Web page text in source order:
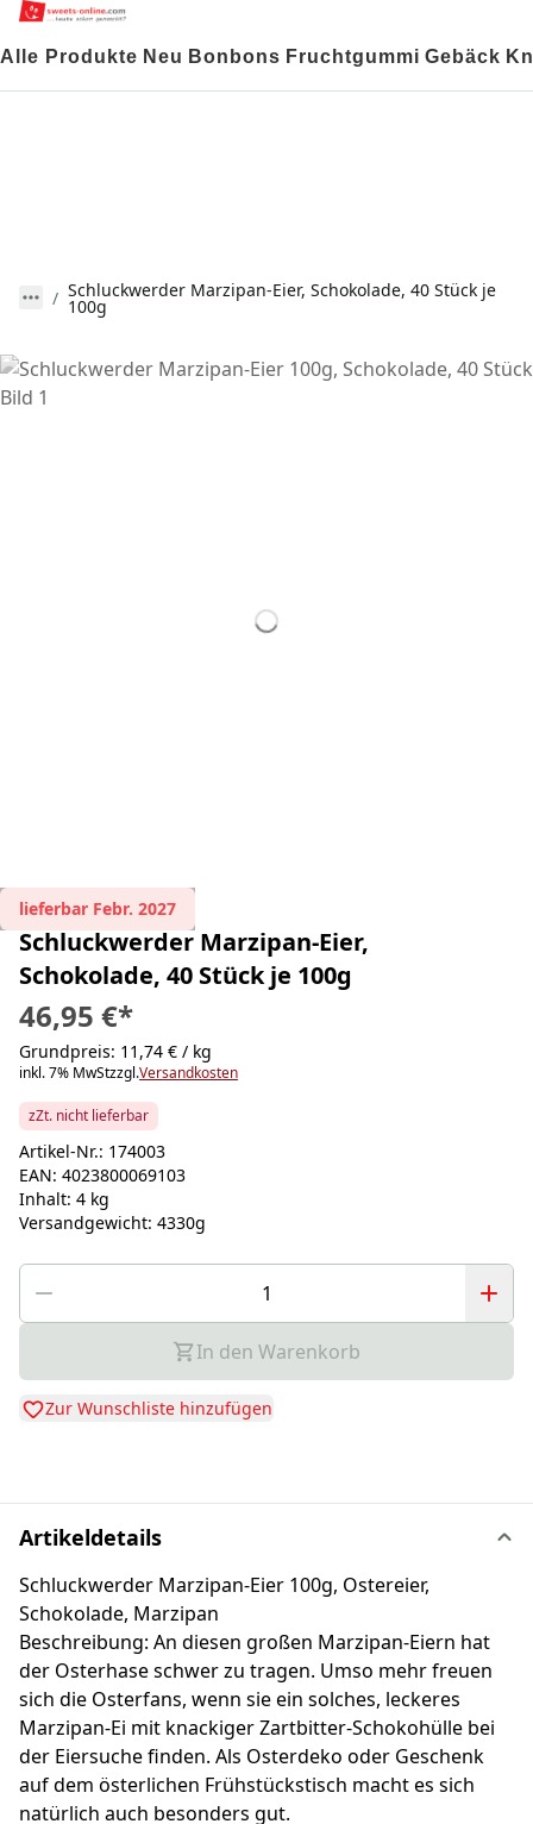
Alle Produkte Neu Bonbons Fruchtgummi Gebäck
Schluckwerder Marzipan-Eier, Schokolade, 40 Stück je
100g
lieferbar Febr. 2027
Schluckwerder Marzipan-Eier,
Schokolade, 40 Stück je 100g
46,95 €*
Grundpreis: 11,74 € / kg
inkl. 7% MwStzzgl.Versandkosten
zZt. nicht lieferbar
Artikel-Nr.: 174003
EAN: 4023800069103
Inhalt: 4 kg
Versandgewicht: 4330g
In den Warenkorb
Zur Wunschliste hinzufügen
Artikeldetails
Schluckwerder Marzipan-Eier 100g, Ostereier,
Schokolade, Marzipan
Beschreibung: An diesen großen Marzipan-Eiern hat
der Osterhase schwer zu tragen. Umso mehr freuen
sich die Osterfans, wenn sie ein solches, leckeres
Marzipan-Ei mit knackiger Zartbitter-Schokohülle bei
der Eiersuche finden. Als Osterdeko oder Geschenk
auf dem österlichen Frühstückstisch macht es sich
natürlich auch besonders gut.